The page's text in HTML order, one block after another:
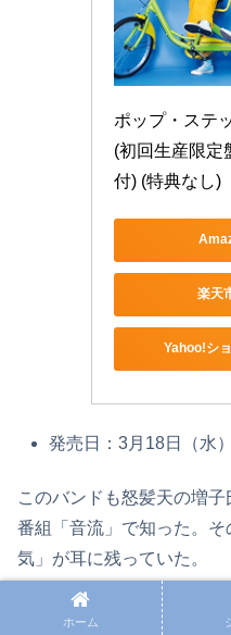
ポップ・ステ
(初回生産限定
付) (特典なし)
楽天
Yahoo!シ
発売日：3月18日（水）
このバンドも怒髪天の増
番組「音流」で知った。
気」が耳に残っていた。
ホーム